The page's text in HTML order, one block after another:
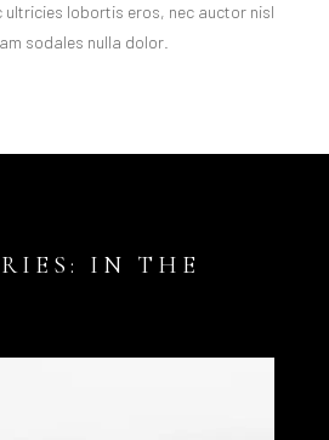
ultricies lobortis eros, nec auctor nisl
sodales nulla dolor.
IN THE